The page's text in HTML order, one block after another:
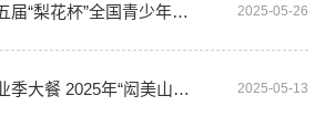
【中国教育报】第五届“梨花杯”全国青少年戏曲教育教学成果现场展示活动在山东艺术学院启动 2025-05-26
【都市新女报】毕业季大餐 2025年“闳美山艺”毕业展演季精彩上演 2025-05-13